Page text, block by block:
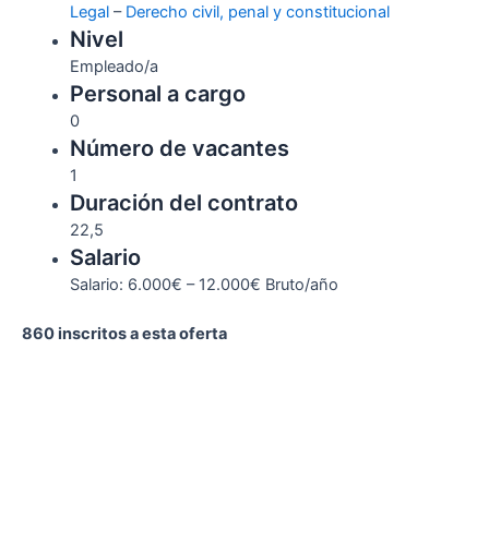
Legal– Derecho civil, penal y constitucional
Nivel
Empleado/a
Personal a cargo
0
Número de vacantes
1
Duración del contrato
22,5
Salario
Salario: 6.000€ – 12.000€ Bruto/año
860 inscritos a esta oferta